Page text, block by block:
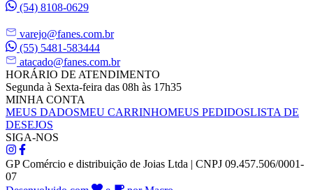
(54) 8108-0629
varejo@fanes.com.br
(55) 5481-583444
atacado@fanes.com.br
HORÁRIO DE ATENDIMENTO
Segunda à Sexta-feira das 08h às 17h35
MINHA CONTA
MEUS DADOSMEU CARRINHOMEUS PEDIDOSLISTA DE
DESEJOS
SIGA-NOS
GP Comércio e distribuição de Joias Ltda | CNPJ 09.457.506/0001-
07